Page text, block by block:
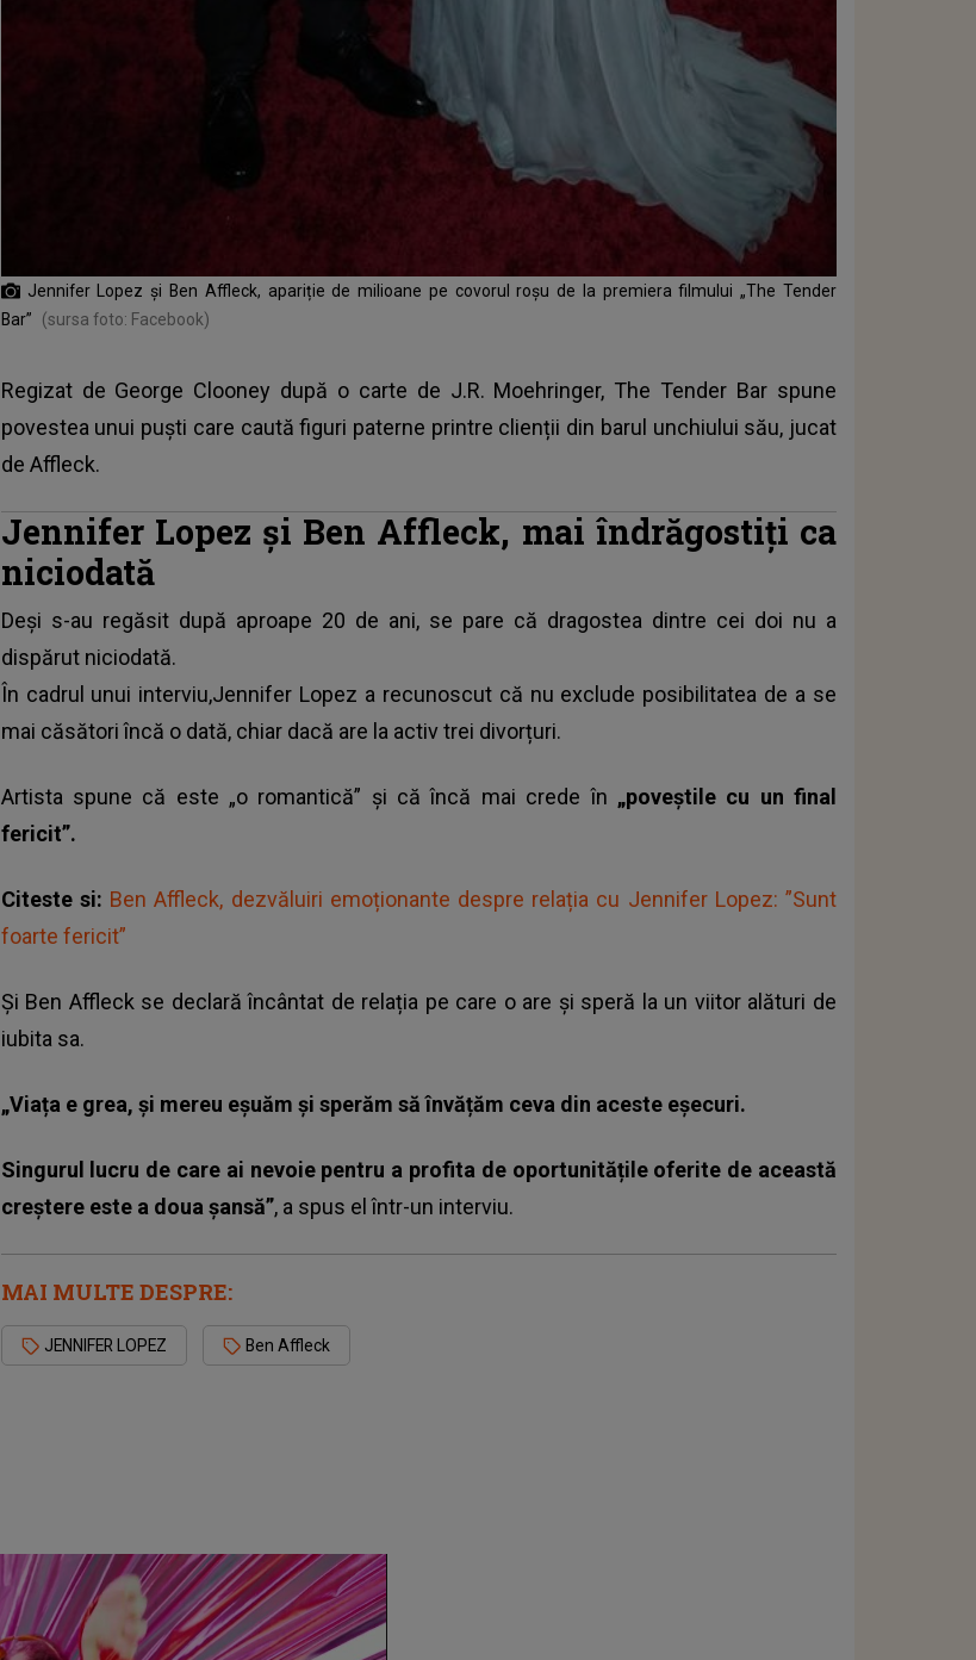
Jennifer Lopez și Ben Affleck, apariție de milioane pe covorul roșu de la premiera filmului „The Tender
Bar”
(sursa foto: Facebook)
Regizat de George Clooney după o carte de J.R. Moehringer, The Tender Bar spune
povestea unui puști care caută figuri paterne printre clienții din barul unchiului său, jucat
de Affleck.
Jennifer Lopez și Ben Affleck, mai îndrăgostiți ca
niciodată
Deși s-au regăsit după aproape 20 de ani, se pare că dragostea dintre cei doi nu a
dispărut niciodată.
În cadrul unui interviu,Jennifer Lopez a recunoscut că nu exclude posibilitatea de a se
mai căsători încă o dată, chiar dacă are la activ trei divorțuri.
Artista spune că este „o romantică” și că încă mai crede în „poveștile cu un final
fericit”.
Citeste si: Ben Affleck, dezvăluiri emoționante despre relația cu Jennifer Lopez: ”Sunt
foarte fericit”
Și Ben Affleck se declară încântat de relația pe care o are și speră la un viitor alături de
iubita sa.
„Viața e grea, și mereu eșuăm și sperăm să învățăm ceva din aceste eșecuri.
Singurul lucru de care ai nevoie pentru a profita de oportunitățile oferite de această
creștere este a doua șansă”, a spus el într-un interviu.
MAI MULTE DESPRE:
JENNIFER LOPEZ Ben Affleck